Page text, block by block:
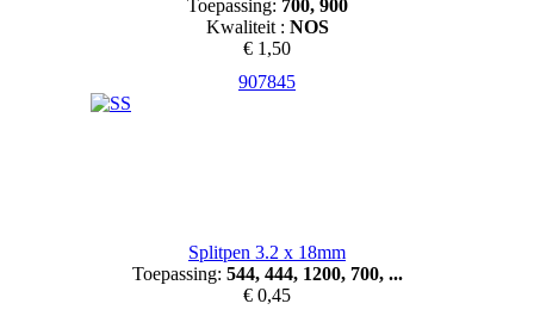
Toepassing: 700, 900
Kwaliteit : NOS
€ 1,50
907845
Splitpen 3.2 x 18mm
Toepassing: 544, 444, 1200, 700, ...
€ 0,45